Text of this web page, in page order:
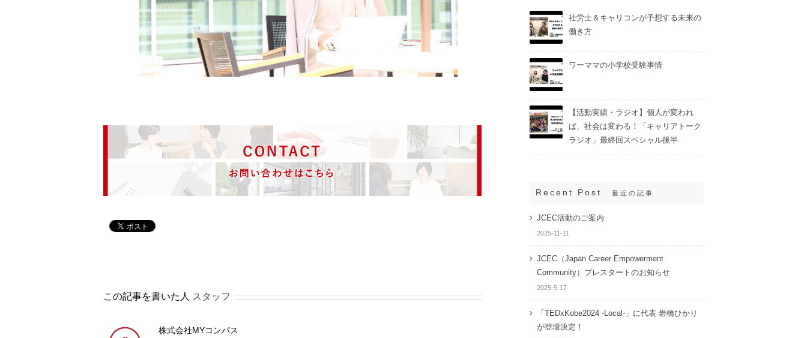
この記事を書いた人 スタッフ
株式会社MYコンパス
社労士＆キャリコンが予想する未来の
働き方
ワーママの小学校受験事情
【活動実績・ラジオ】個人が変われ
ば、社会は変わる！「キャリアトーク
ラジオ」最終回スペシャル後半
Recent Post 最近の記事
JCEC活動のご案内
2025-11-11
JCEC（Japan Career Empowerment
Community）プレスタートのお知らせ
2025-5-17
「TEDxKobe2024 -Local-」に代表 岩橋ひかり
が登壇決定！